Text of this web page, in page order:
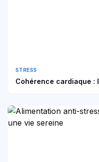
STRESS
Cohérence cardiaque :